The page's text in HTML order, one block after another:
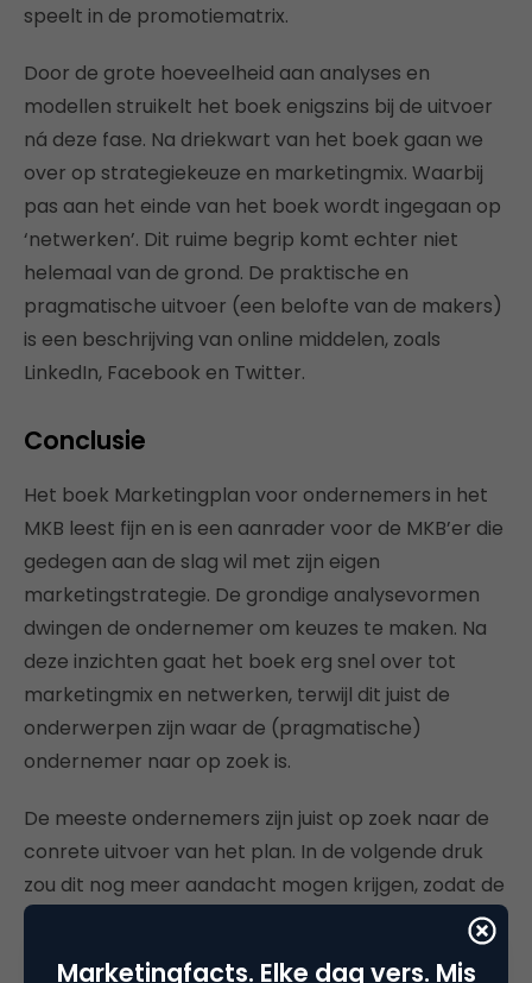
speelt in de promotiematrix.
Door de grote hoeveelheid aan analyses en
modellen struikelt het boek enigszins bij de uitvoer
ná deze fase. Na driekwart van het boek gaan we
over op strategiekeuze en marketingmix. Waarbij
pas aan het einde van het boek wordt ingegaan op
‘netwerken’. Dit ruime begrip komt echter niet
helemaal van de grond. De praktische en
pragmatische uitvoer (een belofte van de makers)
is een beschrijving van online middelen, zoals
LinkedIn, Facebook en Twitter.
Conclusie
Het boek Marketingplan voor ondernemers in het
MKB leest fijn en is een aanrader voor de MKB’er die
gedegen aan de slag wil met zijn eigen
marketingstrategie. De grondige analysevormen
dwingen de ondernemer om keuzes te maken. Na
deze inzichten gaat het boek erg snel over tot
marketingmix en netwerken, terwijl dit juist de
onderwerpen zijn waar de (pragmatische)
ondernemer naar op zoek is.
De meeste ondernemers zijn juist op zoek naar de
conrete uitvoer van het plan. In de volgende druk
zou dit nog meer aandacht mogen krijgen, zodat de
ondernemer of student na de analyse
zelfverzekerd aan de slag kan met een mooie mix
Marketingfacts. Elke dag vers. Mis